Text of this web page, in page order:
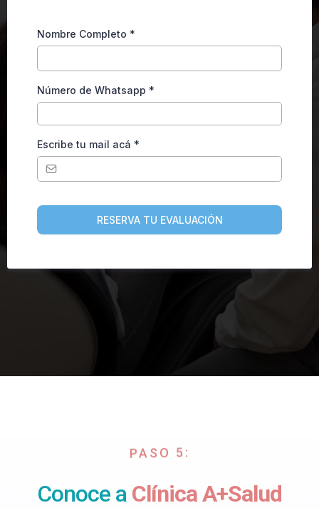
Nombre Completo *
Número de Whatsapp *
Escribe tu mail acá *
RESERVA TU EVALUACIÓN
PASO 5:
Conoce a Clínica A+Salud